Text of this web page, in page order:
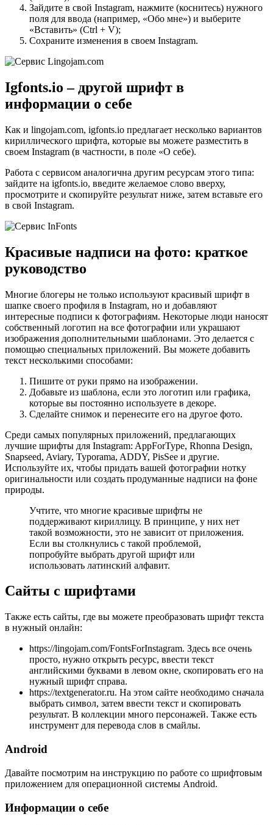
Зайдите в свой Instagram, нажмите (коснитесь) нужного
поля для ввода (например, «Обо мне») и выберите
«Вставить» (Ctrl + V);
Сохраните изменения в своем Instagram.
Igfonts.io – другой шрифт в
информации о себе
Как и lingojam.com, igfonts.io предлагает несколько вариантов
кириллического шрифта, которые вы можете разместить в
своем Instagram (в частности, в поле «О себе).
Работа с сервисом аналогична другим ресурсам этого типа:
зайдите на igfonts.io, введите желаемое слово вверху,
просмотрите и скопируйте результат ниже, затем вставьте его
в свой Instagram.
Красивые надписи на фото: краткое
руководство
Многие блогеры не только используют красивый шрифт в
шапке своего профиля в Instagram, но и добавляют
интересные подписи к фотографиям. Некоторые люди наносят
собственный логотип на все фотографии или украшают
изображения дополнительными шаблонами. Это делается с
помощью специальных приложений. Вы можете добавить
текст несколькими способами:
Пишите от руки прямо на изображении.
Добавьте из шаблона, если это логотип или графика,
которые вы постоянно используете в декоре.
Сделайте снимок и перенесите его на другое фото.
Среди самых популярных приложений, предлагающих
лучшие шрифты для Instagram: AppForType, Rhonna Design,
Snapseed, Aviary, Typorama, ADDY, PisSee и другие.
Используйте их, чтобы придать вашей фотографии нотку
оригинальности или создать продуманные надписи на фоне
природы.
Учтите, что многие красивые шрифты не
поддерживают кириллицу. В принципе, у них нет
такой возможности, это не зависит от приложения.
Если вы столкнулись с такой проблемой,
попробуйте выбрать другой шрифт или
использовать латинский алфавит.
Сайты с шрифтами
Также есть сайты, где вы можете преобразовать шрифт текста
в нужный онлайн:
https://lingojam.com/FontsForInstagram. Здесь все очень
просто, нужно открыть ресурс, ввести текст
английскими буквами в левом окне, скопировать его на
нужный шрифт справа.
https://textgenerator.ru. На этом сайте необходимо сначала
выбрать символ, затем ввести текст и скопировать
результат. В коллекции много персонажей. Также есть
инструмент для перевода слов в смайлы.
Android
Давайте посмотрим на инструкцию по работе со шрифтовым
приложением для операционной системы Android.
Информации о себе